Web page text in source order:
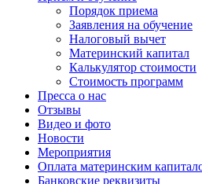
Порядок приема
Заявления на обучение
Налоговый вычет
Материнский капитал
Калькулятор стоимости
Стоимость программ
Пресса о нас
Отзывы
Видео и фото
Новости
Мероприятия
Оплата материнским
Банковские реквизиты